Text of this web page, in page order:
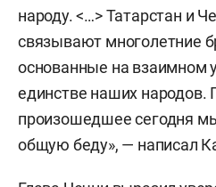
народу. <…> Татарстан и
связывают многолетние
основанные на взаимном
единстве наших народов.
произошедшее сегодня
общую беду», — написал